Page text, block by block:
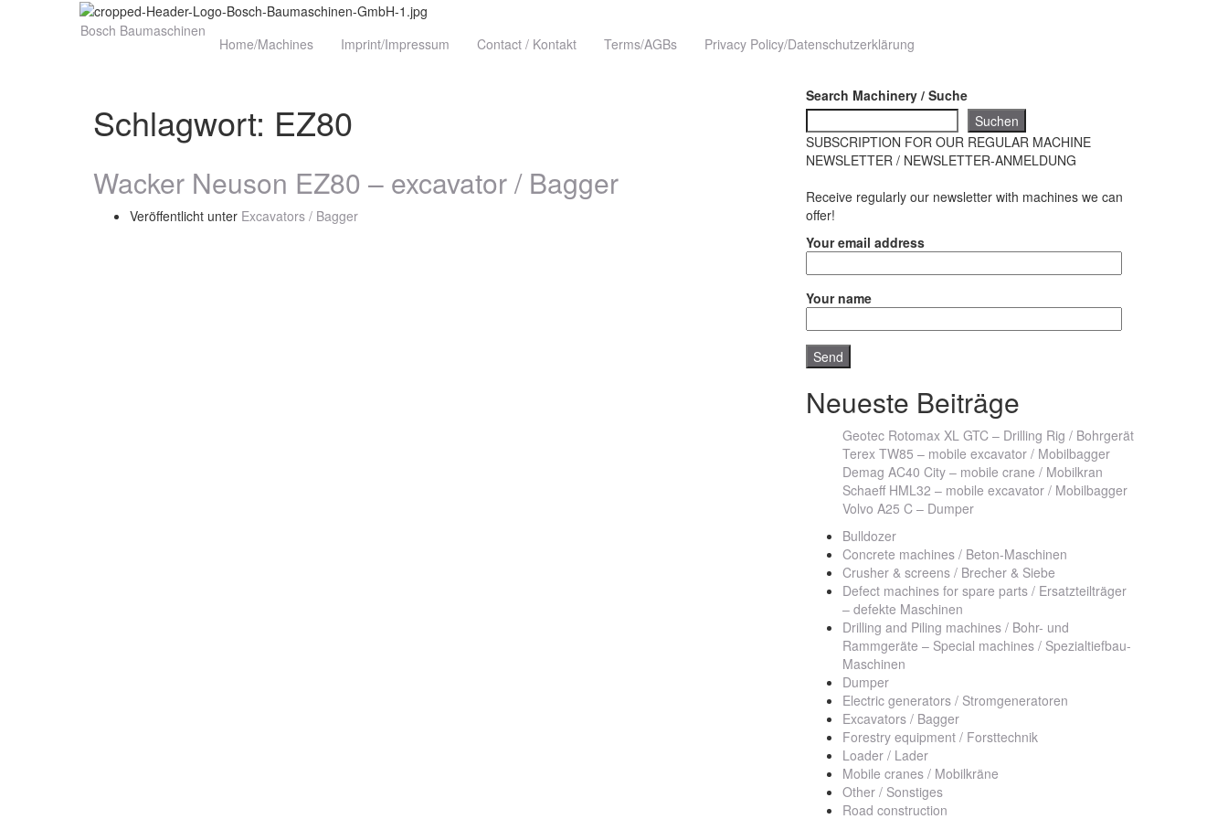
Bosch Baumaschinen
Home/Machines Imprint/Impressum Contact / Kontakt Terms/AGBs Privacy Policy/Datenschutzerklärung
Schlagwort: EZ80
Wacker Neuson EZ80 – excavator / Bagger
Veröffentlicht unter Excavators / Bagger
Search Machinery / Suche
Suchen
SUBSCRIPTION FOR OUR REGULAR MACHINE
NEWSLETTER / NEWSLETTER-ANMELDUNG
Receive regularly our newsletter with machines we can
offer!
Your email address
Your name
Neueste Beiträge
Geotec Rotomax XL GTC – Drilling Rig / Bohrgerät
Terex TW85 – mobile excavator / Mobilbagger
Demag AC40 City – mobile crane / Mobilkran
Schaeff HML32 – mobile excavator / Mobilbagger
Volvo A25 C – Dumper
Bulldozer
Concrete machines / Beton-Maschinen
Crusher & screens / Brecher & Siebe
Defect machines for spare parts / Ersatzteilträger
– defekte Maschinen
Drilling and Piling machines / Bohr- und
Rammgeräte – Special machines / Spezialtiefbau-
Maschinen
Dumper
Electric generators / Stromgeneratoren
Excavators / Bagger
Forestry equipment / Forsttechnik
Loader / Lader
Mobile cranes / Mobilkräne
Other / Sonstiges
Road construction